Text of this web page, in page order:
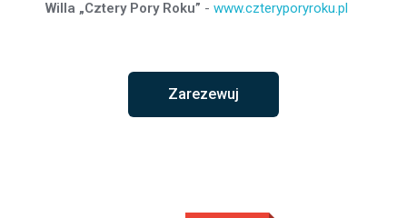
Willa „Cztery Pory Roku” - www.czteryporyroku.pl
Zarezewuj